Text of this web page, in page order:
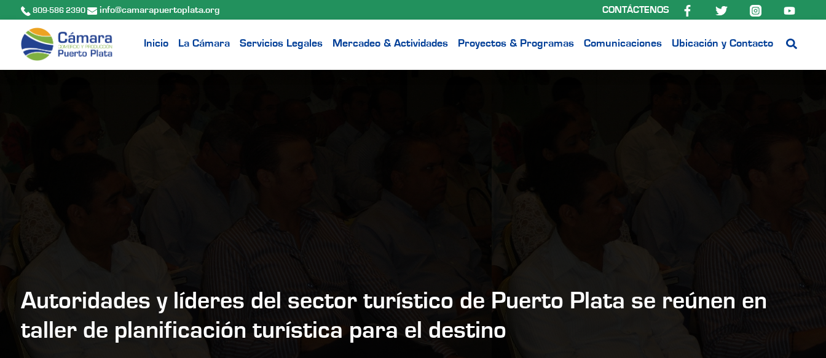
809-586 2390 info@camarapuertoplata.org CONTÁCTENOS
Inicio La Cámara Servicios Legales Mercadeo & Actividades Proyectos & Programas Comunicaciones Ubicación y Contacto
Autoridades y líderes del sector turístico de Puerto Plata se reúnen en
taller de planificación turística para el destino